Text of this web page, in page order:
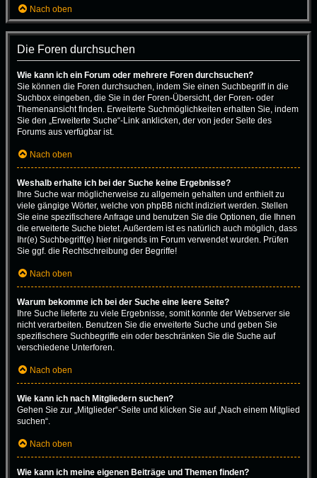
Nach oben
Die Foren durchsuchen
Wie kann ich ein Forum oder mehrere Foren durchsuchen?
Sie können die Foren durchsuchen, indem Sie einen Suchbegriff in die
Suchbox eingeben, die Sie in der Foren-Übersicht, der Foren- oder
Themenansicht finden. Erweiterte Suchmöglichkeiten erhalten Sie, indem
Sie den „Erweiterte Suche“-Link anklicken, der von jeder Seite des
Forums aus verfügbar ist.
Nach oben
Weshalb erhalte ich bei der Suche keine Ergebnisse?
Ihre Suche war möglicherweise zu allgemein gehalten und enthielt zu
viele gängige Wörter, welche von phpBB nicht indiziert werden. Stellen
Sie eine spezifischere Anfrage und benutzen Sie die Optionen, die Ihnen
die erweiterte Suche bietet. Außerdem ist es natürlich auch möglich, dass
Ihr(e) Suchbegriff(e) hier nirgends im Forum verwendet wurden. Prüfen
Sie ggf. die Rechtschreibung der Begriffe!
Nach oben
Warum bekomme ich bei der Suche eine leere Seite?
Ihre Suche lieferte zu viele Ergebnisse, somit konnte der Webserver sie
nicht verarbeiten. Benutzen Sie die erweiterte Suche und geben Sie
spezifischere Suchbegriffe ein oder beschränken Sie die Suche auf
verschiedene Unterforen.
Nach oben
Wie kann ich nach Mitgliedern suchen?
Gehen Sie zur „Mitglieder“-Seite und klicken Sie auf „Nach einem Mitglied
suchen“.
Nach oben
Wie kann ich meine eigenen Beiträge und Themen finden?